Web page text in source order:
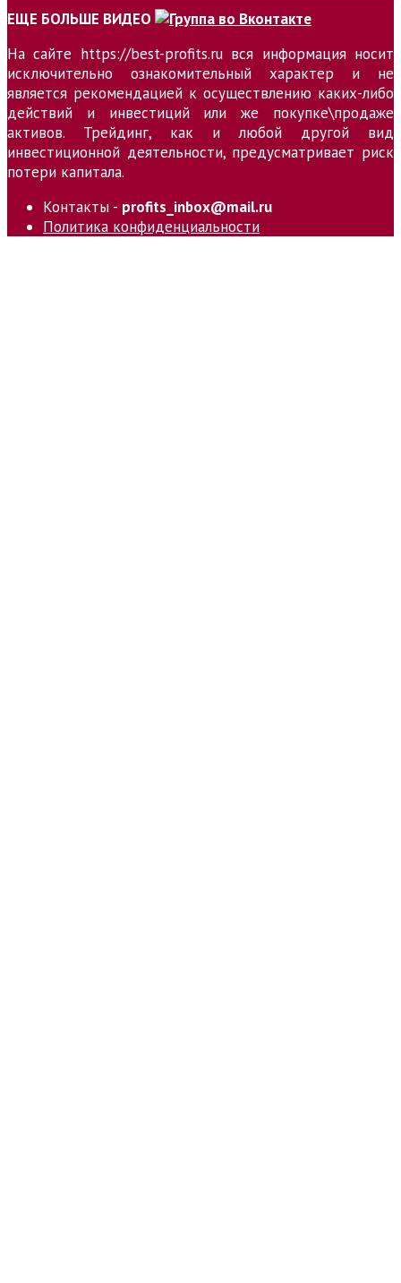
ЕЩЕ БОЛЬШЕ ВИДЕО
На сайте https://best-profits.ru вся информация носит
исключительно ознакомительный характер и не
является рекомендацией к осуществлению каких-либо
действий и инвестиций или же покупке\продаже
активов. Трейдинг, как и любой другой вид
инвестиционной деятельности, предусматривает риск
потери капитала.
Контакты - profits_inbox@mail.ru
Политика конфиденциальности